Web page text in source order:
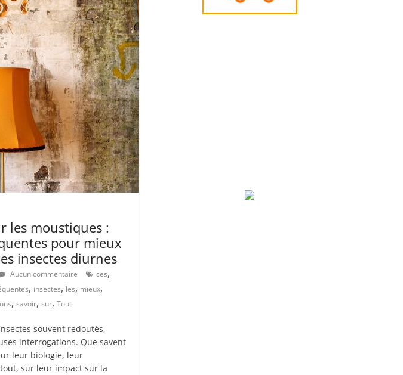
les moustiques :
pour mieux
insectes diurnes
Aucun commentaire ces,
, insectes, les, mieux,
,savoir,sur,Tout
souvent redoutés,
interrogations. Que savent
leur biologie, leur
sur leur impact sur la